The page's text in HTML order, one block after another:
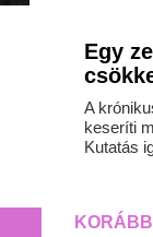
Egy
A
keseríti
Kutatás